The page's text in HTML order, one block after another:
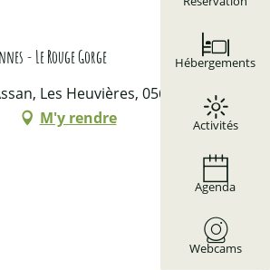
Hébergements
Activités
Agenda
Webcams
- Le Rouge Gorge
Les Heuvières, 05600 Ceillac
M'y rendre